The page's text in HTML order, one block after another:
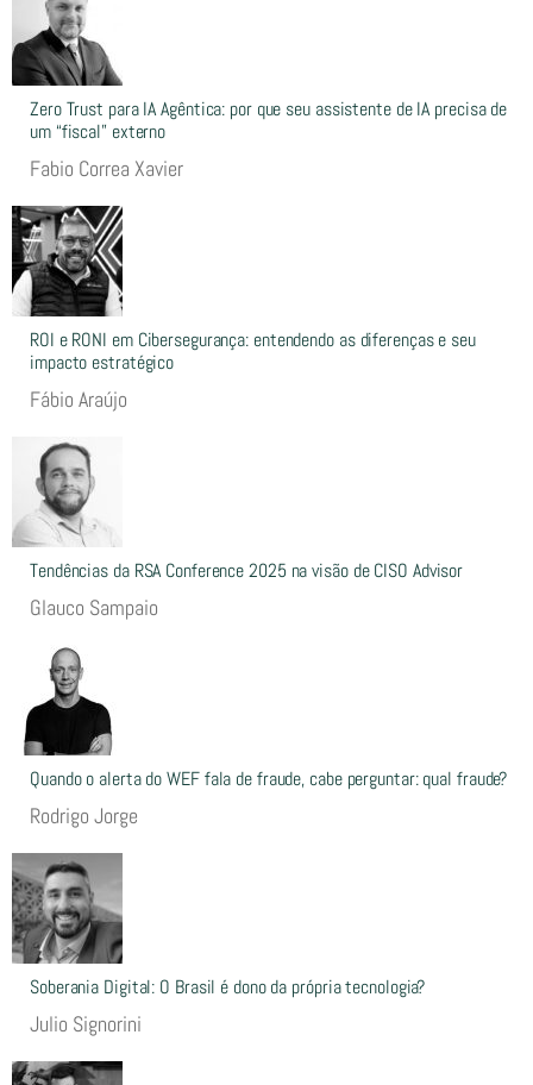
Zero Trust para IA Agêntica: por que seu assistente de IA precisa de
um “fiscal” externo
Fabio Correa Xavier
ROI e RONI em Cibersegurança: entendendo as diferenças e seu
impacto estratégico
Fábio Araújo
Tendências da RSA Conference 2025 na visão de CISO Advisor
Glauco Sampaio
Quando o alerta do WEF fala de fraude, cabe perguntar: qual fraude?
Rodrigo Jorge
Soberania Digital: O Brasil é dono da própria tecnologia?
Julio Signorini